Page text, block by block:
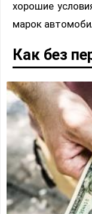
хорошие
марок
Как без